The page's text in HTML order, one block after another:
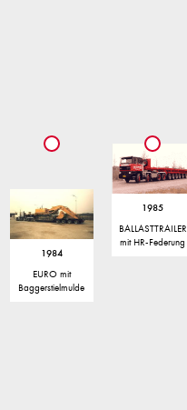
1984
EURO mit
Baggerstielmulde
1985
BALLASTTRAILER
mit HR-Federung